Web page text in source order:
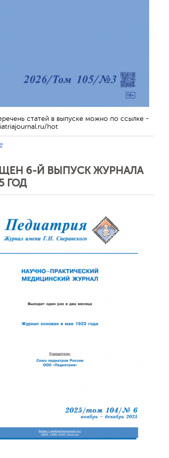
статей в выпуске можно по ссылке -
hot
6-Й ВЫПУСК ЖУРНАЛА
ГОД